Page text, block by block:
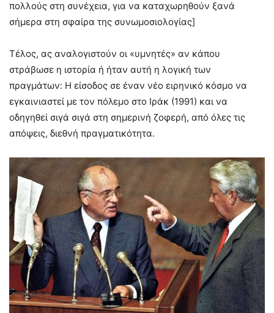
πολλούς στη συνέχεια, για να καταχωρηθούν ξανά
σήμερα στη σφαίρα της συνωμοσιολογίας]
Τέλος, ας αναλογιστούν οι «υμνητές» αν κάπου
στράβωσε η ιστορία ή ήταν αυτή η λογική των
πραγμάτων: Η είσοδος σε έναν νέο ειρηνικό κόσμο να
εγκαινιαστεί με τον πόλεμο στο Ιράκ (1991) και να
οδηγηθεί σιγά σιγά στη σημερινή ζοφερή, από όλες τις
απόψεις, διεθνή πραγματικότητα.